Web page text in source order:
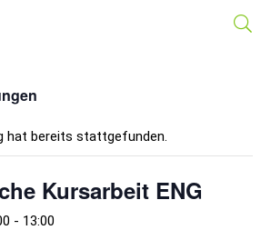
hat bereits stattgefunden.
Kursarbeit ENG
- 13:00